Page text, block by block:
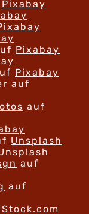
Pixabay
Pixabay
Pixabay
auf
auf
Unsplash
auf
auf